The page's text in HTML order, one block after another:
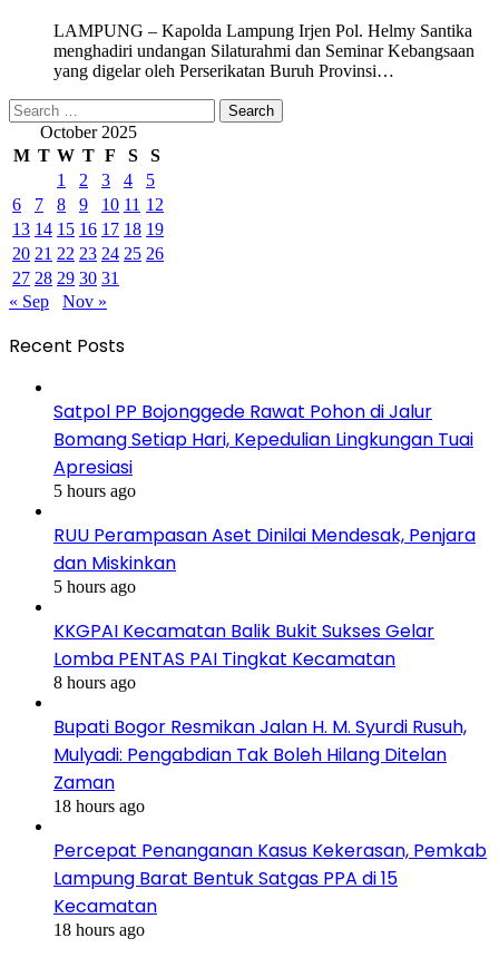
LAMPUNG – Kapolda Lampung Irjen Pol. Helmy Santika
menghadiri undangan Silaturahmi dan Seminar Kebangsaan
yang digelar oleh Perserikatan Buruh Provinsi…
Search
for: October 2025
M T W T F S
S
1
2 3 4
5
6
7 8 9 10 11 12
13 14 15 16 17 18 19
20 21 22 23 24 25 26
27 28 29 30 31
« Sep
Nov »
Recent Posts
Satpol PP Bojonggede Rawat Pohon di Jalur
Bomang Setiap Hari, Kepedulian Lingkungan Tuai
Apresiasi
5 hours ago
RUU Perampasan Aset Dinilai Mendesak, Penjara
dan Miskinkan
5 hours ago
KKGPAI Kecamatan Balik Bukit Sukses Gelar
Lomba PENTAS PAI Tingkat Kecamatan
8 hours ago
Bupati Bogor Resmikan Jalan H. M. Syurdi Rusuh,
Mulyadi: Pengabdian Tak Boleh Hilang Ditelan
Zaman
18 hours ago
Percepat Penanganan Kasus Kekerasan, Pemkab
Lampung Barat Bentuk Satgas PPA di 15
Kecamatan
18 hours ago